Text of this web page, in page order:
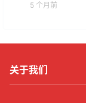
5 个月前
关于我们